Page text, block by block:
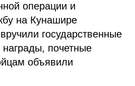
операции и
на Кунашире
государственные
почетные
объявили